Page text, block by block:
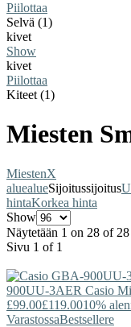
Piilottaa
Selvä (1)
kivet
Show
kivet
Piilottaa
Kiteet (1)
Miesten
MiestenX
aluealueSijoitussijoitus
hintaKorkea hinta
Show
Näytetään 1 on 28 of 28
Sivu 1 of 1
900UU-3AER Casio
£99.00£119.0010%
VarastossaBestsellere